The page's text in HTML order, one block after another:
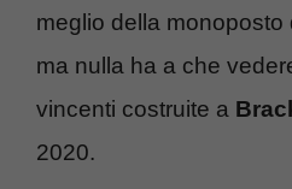
meglio della
ma nulla ha a che
vincenti costruite a
2020.